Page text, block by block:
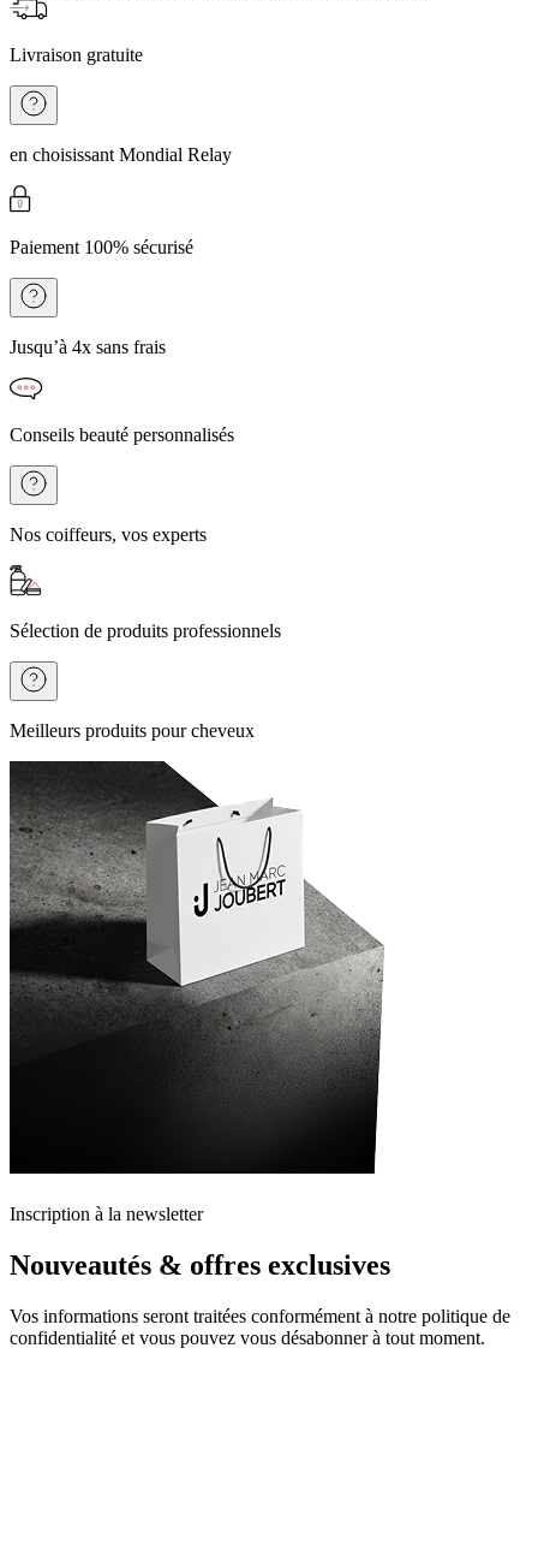
Livraison gratuite
en choisissant Mondial Relay
Paiement 100% sécurisé
Jusqu’à 4x sans frais
Conseils beauté personnalisés
Nos coiffeurs, vos experts
Sélection de produits professionnels
Meilleurs produits pour cheveux
Inscription à la newsletter
Nouveautés & offres exclusives
Vos informations seront traitées conformément à notre politique de
confidentialité et vous pouvez vous désabonner à tout moment.